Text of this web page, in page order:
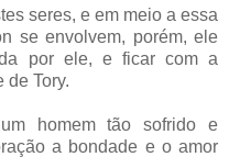
seres, e em meio a essa
se envolvem, porém, ele
por ele, e ficar com a
de Tory.
homem tão sofrido e
a bondade e o amor